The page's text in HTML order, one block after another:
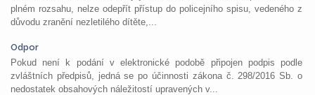
plném rozsahu, nelze odepřít přístup do policejního spisu, vedeného z
důvodu zranění nezletilého dítěte,...
Odpor
Pokud není k podání v elektronické podobě připojen podpis podle
zvláštních předpisů, jedná se po účinnosti zákona č. 298/2016 Sb. o
nedostatek obsahových náležitostí upravených v...